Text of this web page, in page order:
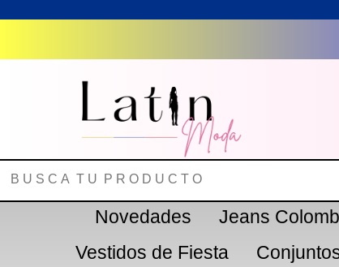
Novedades Jeans
Vestidos de Fiesta